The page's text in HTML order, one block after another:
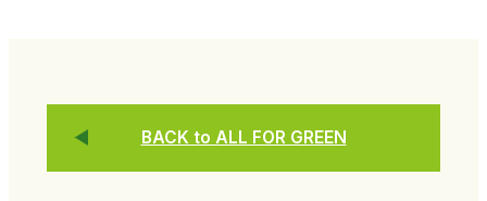
BACK to ALL FOR GREEN